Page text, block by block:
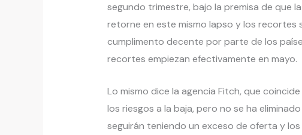
segundo trimestre, bajo la premisa de que
retorne en este mismo lapso y los recortes
cumplimento decente por parte de los
recortes empiezan efectivamente en mayo.
Lo mismo dice la agencia Fitch, que
los riesgos a la baja, pero no se ha
seguirán teniendo un exceso de oferta y